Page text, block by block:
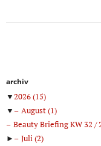
archiv
▼2026(15)
▼
August(1)
Beauty Briefing KW 32
►
Juli(2)